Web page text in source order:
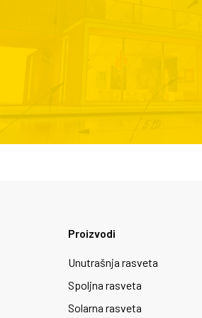
Proizvodi
Unutrašnja rasveta
Spoljna rasveta
Solarna rasveta